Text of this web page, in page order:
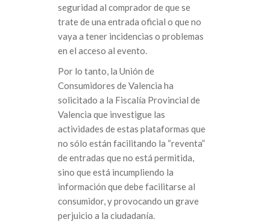
seguridad al comprador de que se
trate de una entrada oficial o que no
vaya a tener incidencias o problemas
en el acceso al evento.
Por lo tanto, la Unión de
Consumidores de Valencia ha
solicitado a la Fiscalía Provincial de
Valencia que investigue las
actividades de estas plataformas que
no sólo están facilitando la “reventa”
de entradas que no está permitida,
sino que está incumpliendo la
información que debe facilitarse al
consumidor, y provocando un grave
perjuicio a la ciudadanía.